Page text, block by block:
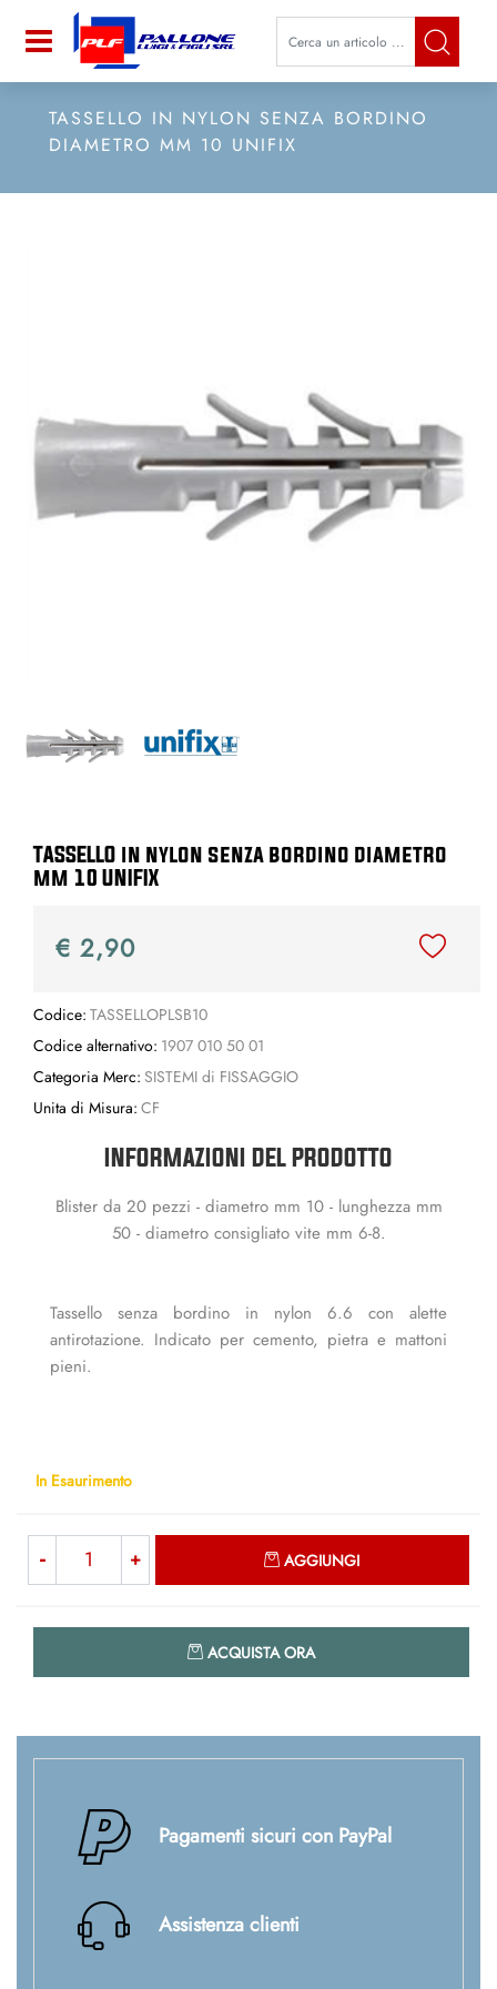
Open La modifica di un filtro
TASSELLO IN NYLON SENZA BORDINO
DIAMETRO MM 10 UNIFIX
TASSELLO in nylon senza bordino diametro
mm 10 UNIFIX
€ 2,90
Codice: TASSELLOPLSB10
Codice alternativo: 1907 010 50 01
Categoria Merc: SISTEMI di FISSAGGIO
Unita di Misura: CF
INFORMAZIONI DEL PRODOTTO
Blister da 20 pezzi - diametro mm 10 - lunghezza mm
50 - diametro consigliato vite mm 6-8.
Tassello senza bordino in nylon 6.6 con alette
antirotazione. Indicato per cemento, pietra e mattoni
pieni.
In Esaurimento
AGGIUNGI
ACQUISTA ORA
Pagamenti sicuri con PayPal
Assistenza clienti